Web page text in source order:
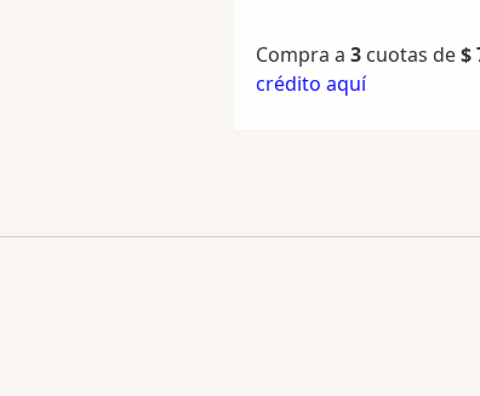
Compra a 3cuotas de$
crédito aquí